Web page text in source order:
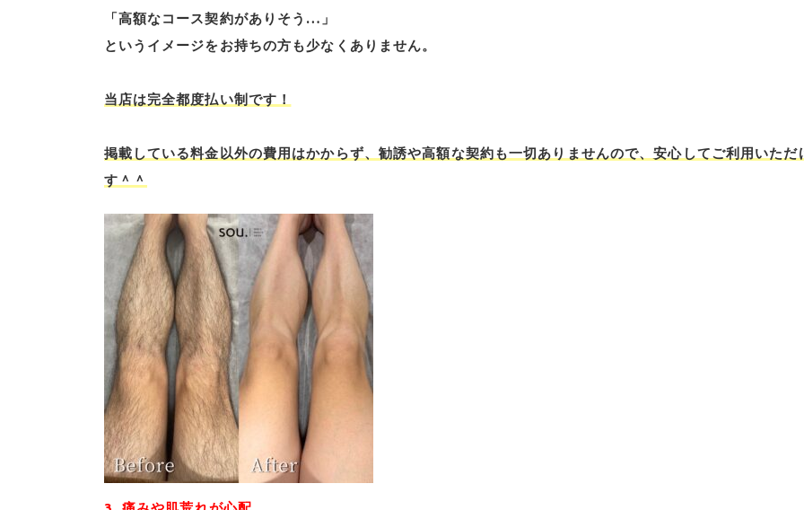
「高額なコース契約がありそう…」
というイメージをお持ちの方も少なくありません。
当店は完全都度払い制です！
掲載している料金以外の費用はかからず、勧誘や高額な契約も一切ありませんので、安心してご利用いただ
す＾＾